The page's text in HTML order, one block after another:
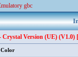
gbc
Crystal Version (UE)
Color